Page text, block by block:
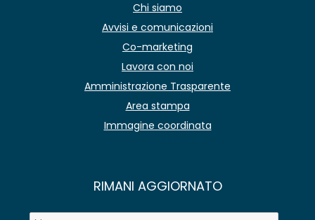
Chi siamo
Avvisi e comunicazioni
Co-marketing
Lavora con noi
Amministrazione Trasparente
Area stampa
Immagine coordinata
RIMANI AGGIORNATO